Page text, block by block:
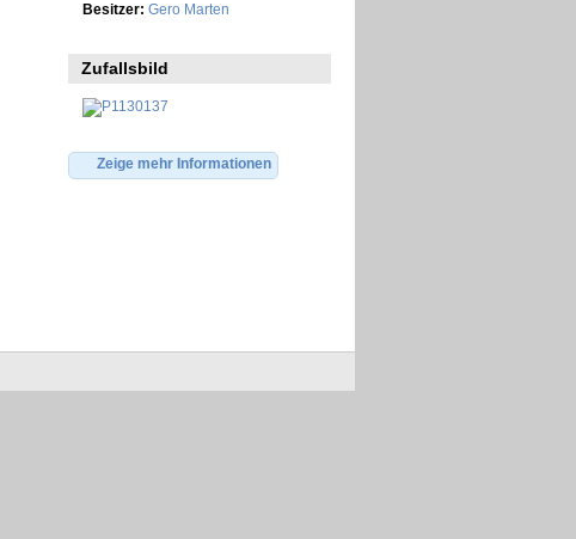
Besitzer: Gero Marten
Zufallsbild
Zeige mehr Informationen